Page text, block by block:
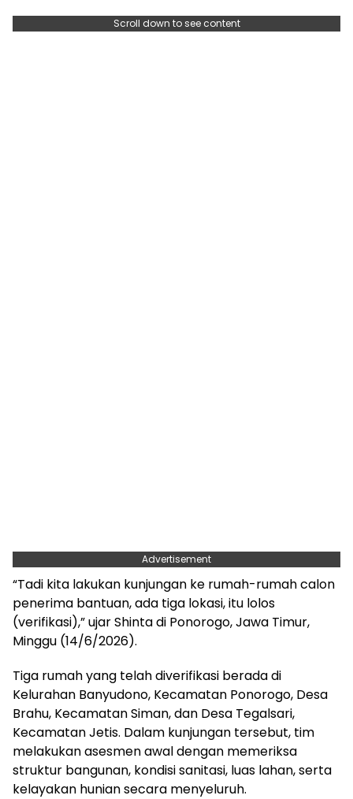
Scroll down to see content
Advertisement
“Tadi kita lakukan kunjungan ke rumah-rumah calon
penerima bantuan, ada tiga lokasi, itu lolos
(verifikasi),” ujar Shinta di Ponorogo, Jawa Timur,
Minggu (14/6/2026).
Tiga rumah yang telah diverifikasi berada di
Kelurahan Banyudono, Kecamatan Ponorogo, Desa
Brahu, Kecamatan Siman, dan Desa Tegalsari,
Kecamatan Jetis. Dalam kunjungan tersebut, tim
melakukan asesmen awal dengan memeriksa
struktur bangunan, kondisi sanitasi, luas lahan, serta
kelayakan hunian secara menyeluruh.